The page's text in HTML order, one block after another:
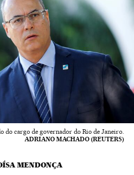
cargo de governador do Rio de Janeiro.
ADRIANO MACHADO (REUTERS)
MENDONÇA